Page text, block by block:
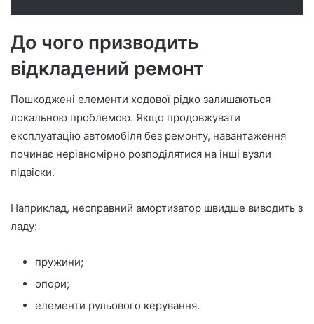
До чого призводить
відкладений ремонт
Пошкоджені елементи ходової рідко залишаються
локальною проблемою. Якщо продовжувати
експлуатацію автомобіля без ремонту, навантаження
починає нерівномірно розподілятися на інші вузли
підвіски.
Наприклад, несправний амортизатор швидше виводить з
ладу:
пружини;
опори;
елементи рульового керування.